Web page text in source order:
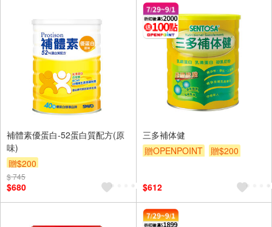
補體素優蛋白-52蛋白質配方(原
味)
贈$200
$ 745
$680
三多補体健
贈OPENPOINT
贈$200
$612